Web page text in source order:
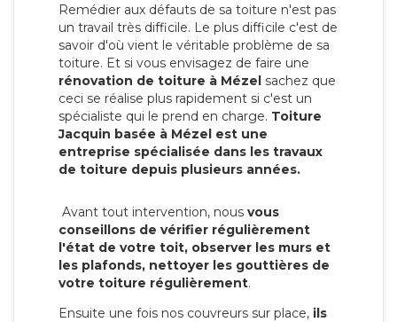
Remédier aux défauts de sa toiture n'est pas
un travail très difficile. Le plus difficile c'est de
savoir d'où vient le véritable problème de sa
toiture. Et si vous envisagez de faire une
rénovation de toiture à Mézel sachez que
ceci se réalise plus rapidement si c'est un
spécialiste qui le prend en charge. Toiture
Jacquin basée à Mézel est une
entreprise spécialisée dans les travaux
de toiture depuis plusieurs années.
Avant tout intervention, nous vous
conseillons de vérifier régulièrement
l'état de votre toit, observer les murs et
les plafonds, nettoyer les gouttières de
votre toiture régulièrement.
Ensuite une fois nos couvreurs sur place, ils